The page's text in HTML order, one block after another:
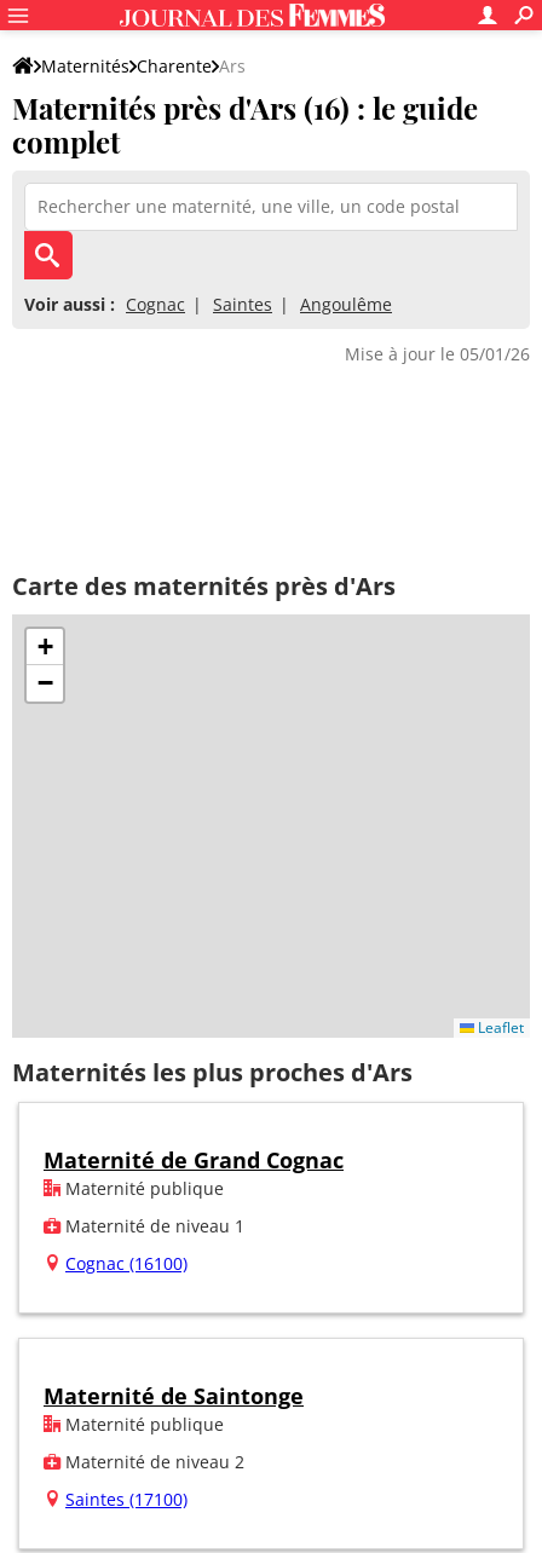
Maternités Charente Ars
Maternités près d'Ars (16) : le guide
complet
Voir aussi : Cognac Saintes Angoulême
Mise à jour le 05/01/26
Carte des maternités près d'Ars
+
−
Leaflet
Maternités les plus proches d'Ars
Maternité de Grand Cognac
Maternité publique
Maternité de niveau 1
Cognac (16100)
Maternité de Saintonge
Maternité publique
Maternité de niveau 2
Saintes (17100)